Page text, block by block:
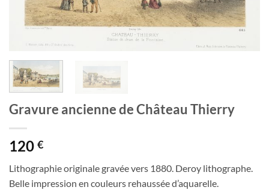
Gravure ancienne de Château Thierry
120 €
Lithographie originale gravée vers 1880. Deroy lithographe.
Belle impression en couleurs rehaussée d’aquarelle.